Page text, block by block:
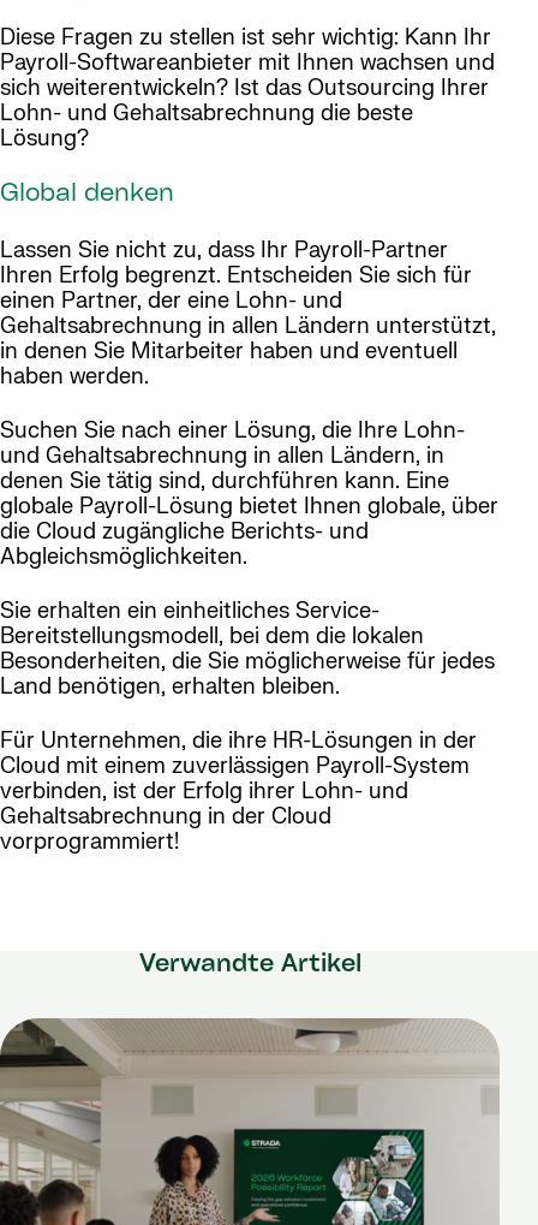
Diese Fragen zu stellen ist sehr wichtig: Kann Ihr
Payroll-Softwareanbieter mit Ihnen wachsen und
sich weiterentwickeln? Ist das Outsourcing Ihrer
Lohn- und Gehaltsabrechnung die beste
Lösung?
Global denken
Lassen Sie nicht zu, dass Ihr Payroll-Partner
Ihren Erfolg begrenzt. Entscheiden Sie sich für
einen Partner, der eine Lohn- und
Gehaltsabrechnung in allen Ländern unterstützt,
in denen Sie Mitarbeiter haben und eventuell
haben werden.
Suchen Sie nach einer Lösung, die Ihre Lohn-
und Gehaltsabrechnung in allen Ländern, in
denen Sie tätig sind, durchführen kann. Eine
globale Payroll-Lösung bietet Ihnen globale, über
die Cloud zugängliche Berichts- und
Abgleichsmöglichkeiten.
Sie erhalten ein einheitliches Service-
Bereitstellungsmodell, bei dem die lokalen
Besonderheiten, die Sie möglicherweise für jedes
Land benötigen, erhalten bleiben.
Für Unternehmen, die ihre HR-Lösungen in der
Cloud mit einem zuverlässigen Payroll-System
verbinden, ist der Erfolg ihrer Lohn- und
Gehaltsabrechnung in der Cloud
vorprogrammiert!
Verwandte Artikel